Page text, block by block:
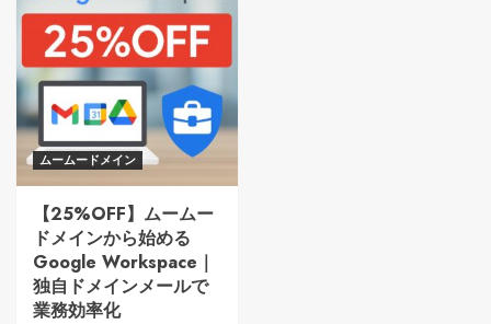
ムームードメイン
【25%OFF】ムームー
ドメインから始める
Google Workspace｜
独自ドメインメールで
業務効率化